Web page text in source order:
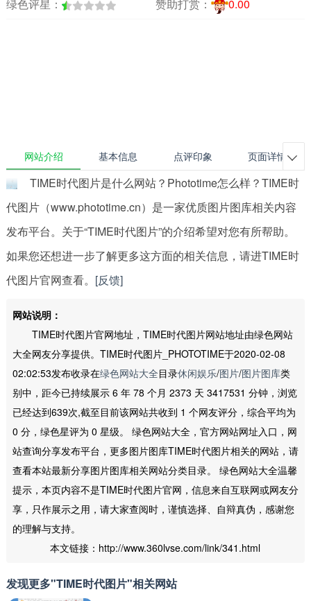
绿色评星：
赞助打赏： 0.00
网站介绍 基本信息 点评印象 页面详情 
TIME时代图片是什么网站？Phototime怎么样？TIME时
代图片（www.phototime.cn）是一家优质图片图库相关内容
发布平台。关于“TIME时代图片”的介绍希望对您有所帮助。
如果您还想进一步了解更多这方面的相关信息，请进TIME时
代图片官网查看。 [反馈]
网站说明：
TIME时代图片官网地址，TIME时代图片网站地址由绿色网站
大全网友分享提供。TIME时代图片_PHOTOTIME于2020-02-08
02:02:53发布收录在绿色网站大全目录休闲娱乐/图片/图片图库类
别中，距今已持续展示 6 年 78 个月 2373 天 3417531 分钟，浏览
已经达到639次,截至目前该网站共收到 1 个网友评分，综合平均为
0 分，绿色星评为 0 星级。 绿色网站大全，官方网站网址入口，网
站查询分享发布平台，更多图片图库TIME时代图片相关的网站，请
查看本站最新分享图片图库相关网站分类目录。 绿色网站大全温馨
提示，本页内容不是TIME时代图片官网，信息来自互联网或网友分
享，只作展示之用，请大家查阅时，谨慎选择、自辩真伪，感谢您
的理解与支持。
本文链接：http://www.360lvse.com/link/341.html
发现更多"TIME时代图片"相关网站